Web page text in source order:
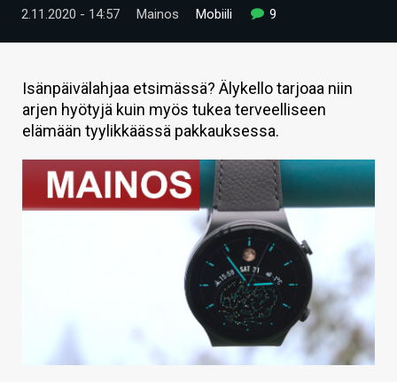
TECHBBS
HINTA.FI
KAUPPA
VAIHDA TEEMA
2.11.2020 - 14:57 Mainos Mobiili 9
Isänpäivälahjaa etsimässä? Älykello tarjoaa niin
arjen hyötyjä kuin myös tukea terveelliseen
elämään tyylikkäässä pakkauksessa.